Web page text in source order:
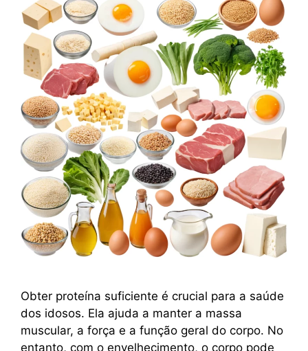
Obter proteína suficiente é crucial para a saúde
dos idosos. Ela ajuda a manter a massa
muscular, a força e a função geral do corpo. No
entanto, com o envelhecimento, o corpo pode